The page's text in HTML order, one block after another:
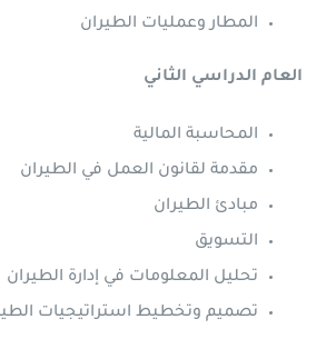
المطار وعمليات الطيران
العام الدراسي الثاني
المحاسبة المالية
مقدمة لقانون العمل في الطيران
مبادئ الطيران
التسويق
تحليل المعلومات في إدارة الطيران
تصميم وتخطيط استراتيجيات